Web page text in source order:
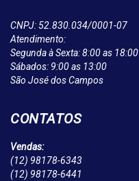
CNPJ: 52.830.034/0001-07
Atendimento:
Segunda à Sexta: 8:00 as 18:00
Sábados: 9:00 as 13:00
São José dos Campos
CONTATOS
Vendas:
(12) 98178-6343
(12) 98178-6441